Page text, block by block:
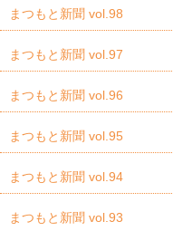
まつもと新聞 vol.98
まつもと新聞 vol.97
まつもと新聞 vol.96
まつもと新聞 vol.95
まつもと新聞 vol.94
まつもと新聞 vol.93